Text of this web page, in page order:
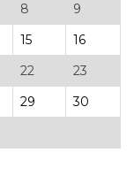
8
9
15
16
22
23
29
30